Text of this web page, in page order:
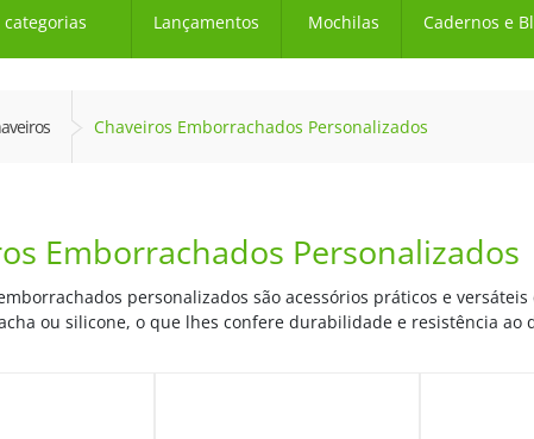
categorias Lançamentos Mochilas Cadernos e
Chaveiros Emborrachados Personalizados
Emborrachados Personalizados
personalizados são acessórios práticos e
ou silicone, o que lhes confere durabilidade e resistência ao